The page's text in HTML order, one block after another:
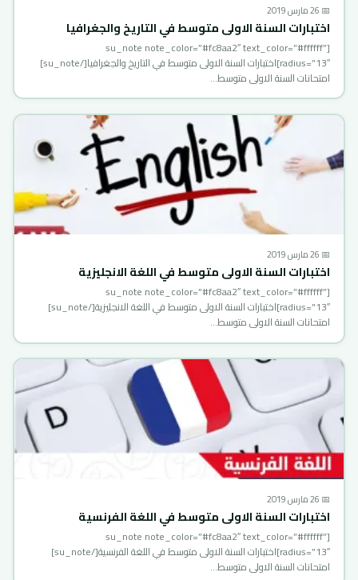
📅 26 مارس 2019
اختبارات السنة الاولى متوسط في التاريخ والجغرافيا
[su_note note_color=”#fc8aa2″ text_color=”#ffffff”
radius=”13″]اختبارات السنة الاولى متوسط في التاريخ والجغرافيا[/su_note]
امتحانات السنة الاولى متوسط…
📅 26 مارس 2019
اختبارات السنة الاولى متوسط في اللغة الانجليزية
[su_note note_color=”#fc8aa2″ text_color=”#ffffff”
radius=”13″]اختبارات السنة الاولى متوسط في اللغة الانجليزية[/su_note]
امتحانات السنة الاولى متوسط…
📅 26 مارس 2019
اختبارات السنة الاولى متوسط في اللغة الفرنسية
[su_note note_color=”#fc8aa2″ text_color=”#ffffff”
radius=”13″]اختبارات السنة الاولى متوسط في اللغة الفرنسية[/su_note]
امتحانات السنة الاولى متوسط…